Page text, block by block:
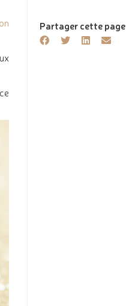
Partager cette page